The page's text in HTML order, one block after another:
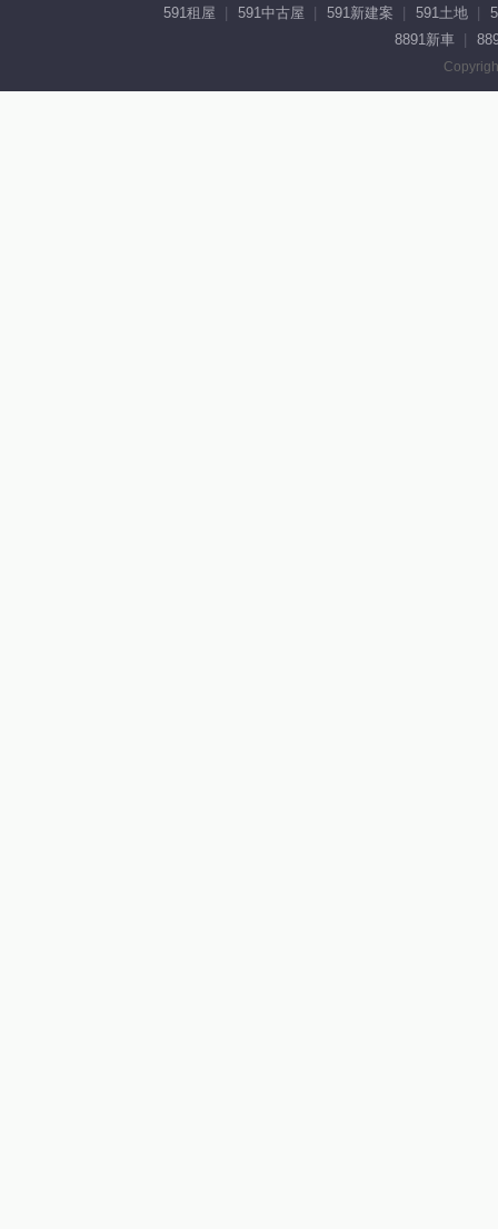
591租屋 591中古屋 591新建案 591土地
8891新車